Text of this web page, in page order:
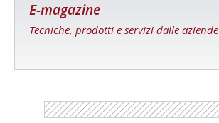
E-magazine
Tecniche, prodotti e servizi dalle aziende